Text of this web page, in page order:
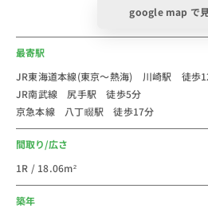
法人のご利用は社宅・寮からの切
かもしれません。
新人研修や出張にもご利用しやす
個人での初めての社会人の一人暮
付き短期賃貸マンションの格安
ーマンションとしてご利用くださ
スタッフ一同皆様のご予約をお待
google map で
最寄駅
JR東海道本線(東京～熱海) 川崎駅 徒歩
JR南武線 尻手駅 徒歩5分
京急本線 八丁畷駅 徒歩17分
間取り/広さ
1R / 18.06m²
築年